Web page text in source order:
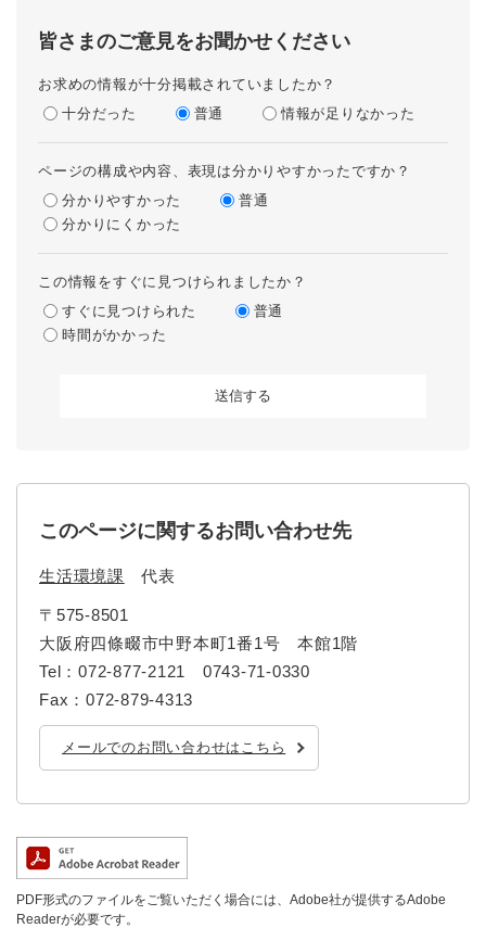
皆さまのご意見をお聞かせください
お求めの情報が十分掲載されていましたか？
十分だった
普通 情報が足りなかった
ページの構成や内容、表現は分かりやすかったですか？
分かりやすかった
普通
分かりにくかった
この情報をすぐに見つけられましたか？
すぐに見つけられた
普通
時間がかかった
このページに関するお問い合わせ先
生活環境課 代表
〒575-8501
大阪府四條畷市中野本町1番1号 本館1階
Tel：072-877-2121 0743-71-0330
Fax：072-879-4313
メールでのお問い合わせはこちら
PDF形式のファイルをご覧いただく場合には、Adobe社が提供するAdobe
Readerが必要です。